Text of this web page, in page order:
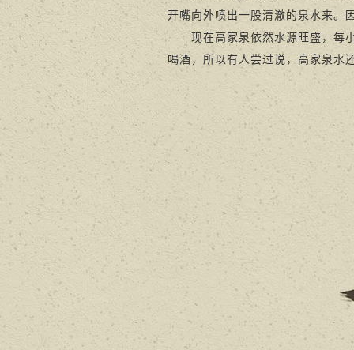
开嘴向外喷出一股清澈的泉水来。
现在高家泉依然水源旺盛，每小
喝酒，所以有人尝过说，高家泉水